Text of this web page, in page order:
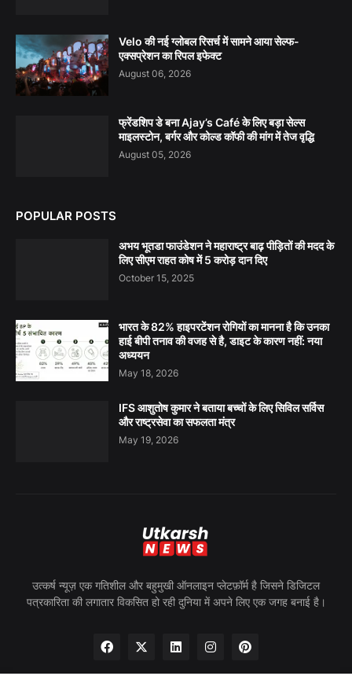
Velo की नई ग्लोबल रिसर्च में सामने आया सेल्फ-
एक्सप्रेशन का रिपल इफेक्ट
August 06, 2026
फ्रेंडशिप डे बना Ajay’s Café के लिए बड़ा सेल्स
माइलस्टोन, बर्गर और कोल्ड कॉफी की मांग में तेज वृद्धि
August 05, 2026
POPULAR POSTS
अभय भूतडा फाउंडेशन ने महाराष्ट्र बाढ़ पीड़ितों की मदद के
लिए सीएम राहत कोष में 5 करोड़ दान दिए
October 15, 2025
भारत के 82% हाइपरटेंशन रोगियों का मानना है कि उनका
हाई बीपी तनाव की वजह से है, डाइट के कारण नहीं: नया
अध्ययन
May 18, 2026
IFS आशुतोष कुमार ने बताया बच्चों के लिए सिविल सर्विस
और राष्ट्रसेवा का सफलता मंत्र
May 19, 2026
उत्कर्ष न्यूज़ एक गतिशील और बहुमुखी ऑनलाइन प्लेटफ़ॉर्म है जिसने डिजिटल
पत्रकारिता की लगातार विकसित हो रही दुनिया में अपने लिए एक जगह बनाई है।